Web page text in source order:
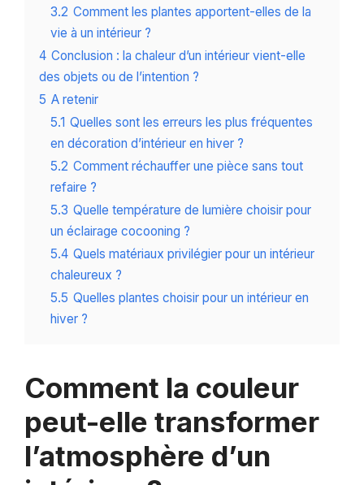
3.2 Comment les plantes apportent-elles de la
vie à un intérieur ?
4 Conclusion : la chaleur d’un intérieur vient-elle
des objets ou de l’intention ?
5 A retenir
5.1 Quelles sont les erreurs les plus fréquentes
en décoration d’intérieur en hiver ?
5.2 Comment réchauffer une pièce sans tout
refaire ?
5.3 Quelle température de lumière choisir pour
un éclairage cocooning ?
5.4 Quels matériaux privilégier pour un intérieur
chaleureux ?
5.5 Quelles plantes choisir pour un intérieur en
hiver ?
Comment la couleur
peut-elle transformer
l’atmosphère d’un